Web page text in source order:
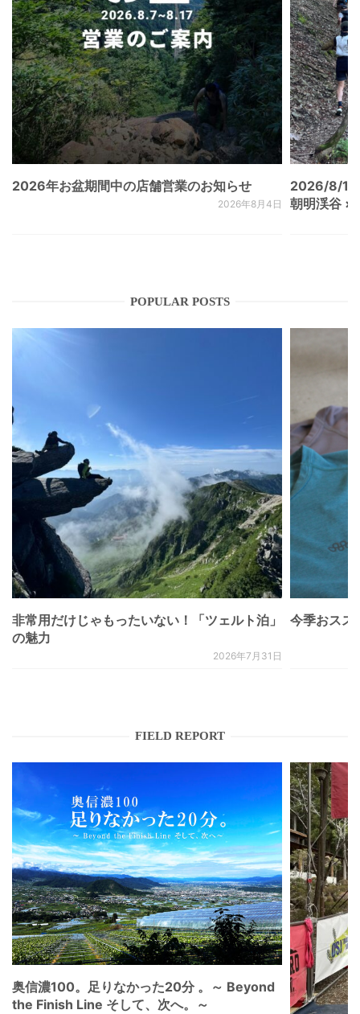
2026年お盆期間中の店舗営業のお知らせ
2026年8月4日
2026/8/
朝明渓谷 ×
POPULAR POSTS
非常用だけじゃもったいない！「ツェルト泊」
の魅力
2026年7月31日
今季おスス
FIELD REPORT
奥信濃100。足りなかった20分 。～ Beyond
the Finish Line そして、次へ。～